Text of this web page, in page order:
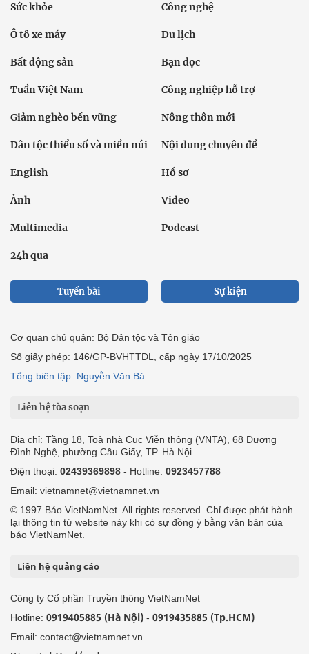
Sức khỏe Công nghệ
Ô tô xe máy Du lịch
Bất động sản Bạn đọc
Tuần Việt Nam Công nghiệp hỗ trợ
Giảm nghèo bền vững Nông thôn mới
Dân tộc thiểu số và miền núi Nội dung chuyên đề
English Hồ sơ
Ảnh Video
Multimedia Podcast
24h qua
Tuyến bài Sự kiện
Cơ quan chủ quản: Bộ Dân tộc và Tôn giáo
Số giấy phép: 146/GP-BVHTTDL, cấp ngày 17/10/2025
Tổng biên tập: Nguyễn Văn Bá
Liên hệ tòa soạn
Địa chỉ: Tầng 18, Toà nhà Cục Viễn thông (VNTA), 68 Dương
Đình Nghệ, phường Cầu Giấy, TP. Hà Nội.
Điện thoại: 02439369898 - Hotline: 0923457788
Email: vietnamnet@vietnamnet.vn
© 1997 Báo VietNamNet. All rights reserved. Chỉ được phát hành
lại thông tin từ website này khi có sự đồng ý bằng văn bản của
báo VietNamNet.
Liên hệ quảng cáo
Công ty Cổ phần Truyền thông VietNamNet
Hotline: 0919405885 (Hà Nội) - 0919435885 (Tp.HCM)
Email: contact@vietnamnet.vn